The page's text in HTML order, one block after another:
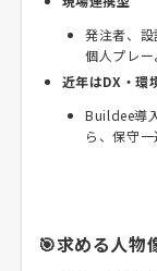
発注者、設
個人プレ
近年はDX・環
Buildee導
ら、保守
🎯求める人物